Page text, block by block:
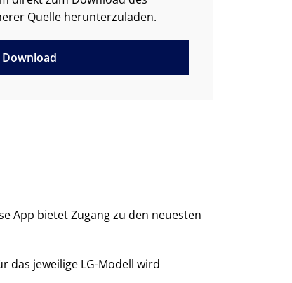
Quelle herunterzuladen.
App bietet Zugang zu den neuesten
das jeweilige LG-Modell wird